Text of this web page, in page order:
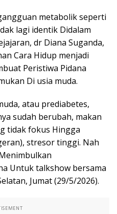
metabolik seperti
lagi identik Didalam
dr Diana Suganda,
Cara Hidup menjadi
Peristiwa Pidana
Di usia muda.
atau prediabetes,
sudah berubah, makan
tidak fokus Hingga
stresor tinggi. Nah
Untuk talkshow bersama
Jumat (29/5/2026).